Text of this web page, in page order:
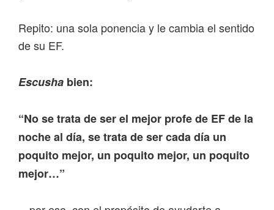
Repito: una sola ponencia y le cambia el sentido
de su EF.
Escusha bien:
“No se trata de ser el mejor profe de EF de la
noche al día, se trata de ser cada día un
poquito mejor, un poquito mejor, un poquito
mejor…”